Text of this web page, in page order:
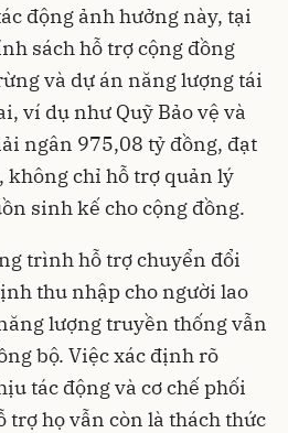
động ảnh hưởng này, tại
sách hỗ trợ cộng đồng
và dự án năng lượng tái
ví dụ như Quỹ Bảo vệ và
ngân 975,08 tỷ đồng, đạt
không chỉ hỗ trợ quản lý
sinh kế cho cộng đồng.
trình hỗ trợ chuyển đổi
thu nhập cho người lao
lượng truyền thống vẫn
bộ. Việc xác định rõ
tác động và cơ chế phối
trợ họ vẫn còn là thách thức